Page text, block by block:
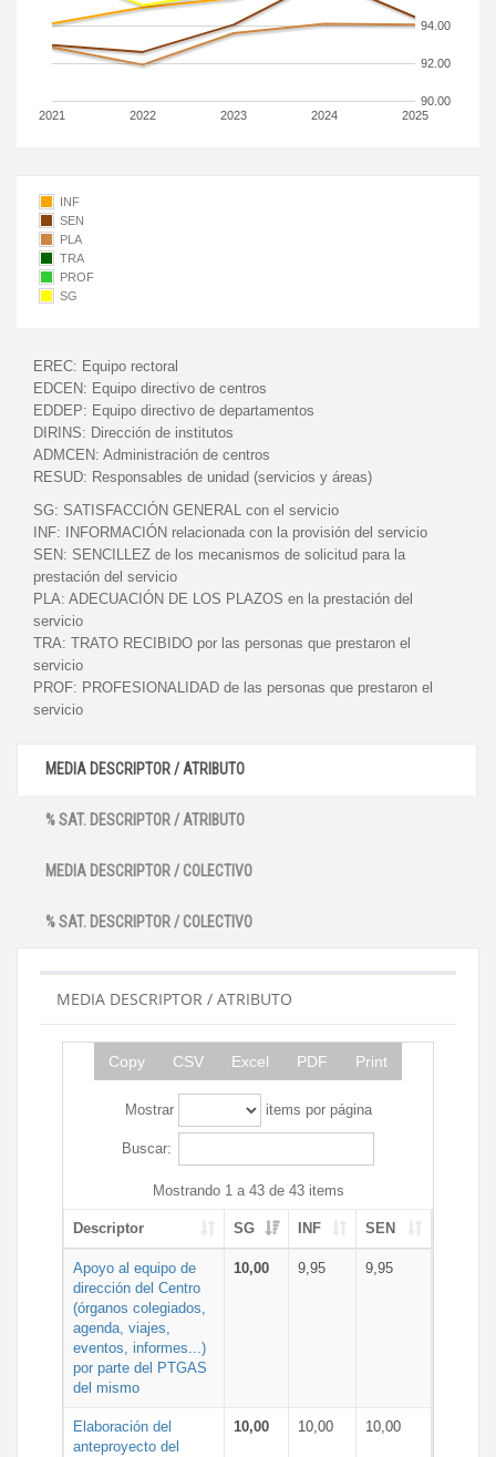
2021 2022 2023 2024 2025
90.00
92.00
94.00
INF
SEN
PLA
TRA
PROF
SG
EREC: Equipo rectoral
EDCEN: Equipo directivo de centros
EDDEP: Equipo directivo de departamentos
DIRINS: Dirección de institutos
ADMCEN: Administración de centros
RESUD: Responsables de unidad (servicios y áreas)
SG: SATISFACCIÓN GENERAL con el servicio
INF:
INFORMACIÓN relacionada con la provisión del servicio
SEN: SENCILLEZ de los mecanismos de solicitud para la
prestación del servicio
PLA: ADECUACIÓN DE LOS PLAZOS en la prestación del
servicio
TRA: TRATO RECIBIDO por las personas que prestaron el
servicio
PROF: PROFESIONALIDAD de las personas que prestaron el
servicio
MEDIA DESCRIPTOR / ATRIBUTO
% SAT. DESCRIPTOR / ATRIBUTO
MEDIA DESCRIPTOR / COLECTIVO
% SAT. DESCRIPTOR / COLECTIVO
MEDIA DESCRIPTOR / ATRIBUTO
Copy CSV Excel PDF Print
Mostrar items por página
Buscar:
Mostrando 1 a 43 de 43 items
Descriptor SG INF SEN
Apoyo al equipo de
dirección del Centro
(órganos colegiados,
agenda, viajes,
eventos, informes...)
por parte del PTGAS
del mismo
10,00 9,95 9,95
Elaboración del
anteproyecto del
10,00 10,00 10,00